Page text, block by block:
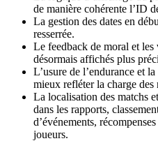
de manière cohérente l’ID
La gestion des dates en
resserrée.
Le feedback de moral et
désormais affichés plus
L’usure de l’endurance et
mieux refléter la charge des
La localisation des matchs
dans les rapports,
d’événements,
joueurs.